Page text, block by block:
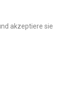
akzeptiere sie